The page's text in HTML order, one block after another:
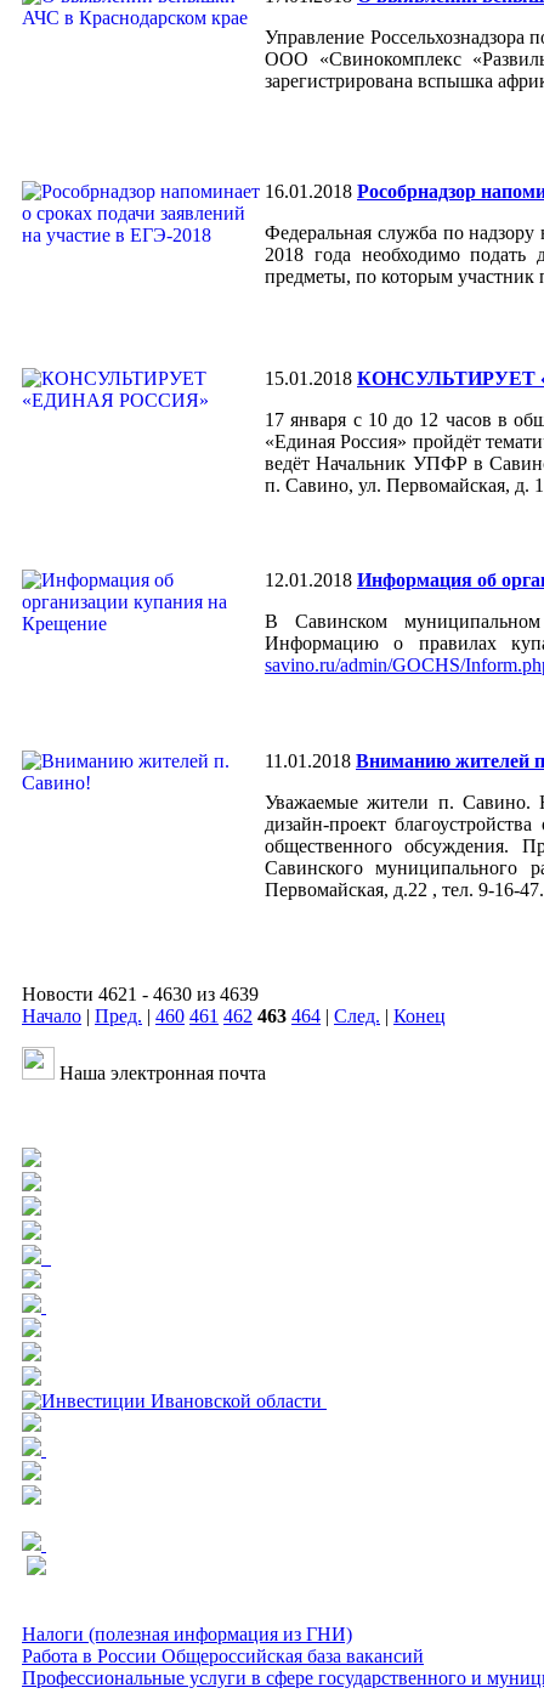
Управление Россельхознадзора
ООО «Свинокомплекс
зарегистрирована вспышка
16.01.2018 Рособрнадзор
Федеральная служба по
2018 года необходимо
предметы, по которым участник
15.01.2018 КОНСУЛЬТИРУЕТ
17 января с 10 до 12 часов в
«Единая Россия» пройдёт
ведёт Начальник УПФР в
п. Савино, ул. Первомайская, д.
12.01.2018 Информация об
В Савинском муниципальном
Информацию о правилах
savino.ru/admin/GOCHS/
11.01.2018 Вниманию жителей
Уважаемые жители п. Савино.
дизайн-проект
общественного обсуждения.
Савинского
Первомайская, д.22 , тел. 9-16-
Новости 4621 - 4630 из 4639
Начало | Пред. | 460 461 462 463 464 | След. | Конец
Наша электронная почта
Налоги (полезная информация из ГНИ)
Работа в России Общероссийская база вакансий
Профессиональные услуги в сфере государственного и